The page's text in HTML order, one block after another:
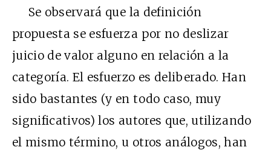
Se observará que la definición
propuesta se esfuerza por no deslizar
juicio de valor alguno en relación a la
categoría. El esfuerzo es deliberado. Han
sido bastantes (y en todo caso, muy
significativos) los autores que, utilizando
el mismo término, u otros análogos, han